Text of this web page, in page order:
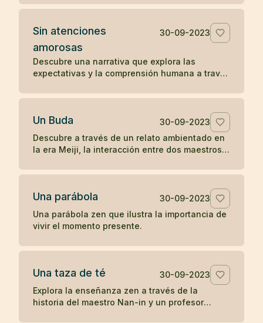
en reflexiones profundas sobre la existencia y
Sin atenciones
amorosas
30-09-2023
Descubre una narrativa que explora las
expectativas y la comprensión humana a través
una joven en la antigua China.
Un Buda
30-09-2023
Descubre a través de un relato ambientado en
la era Meiji, la interacción entre dos maestros
concepto de humanidad y la percepción del
Una parábola
30-09-2023
Una parábola zen que ilustra la importancia de
vivir el momento presente.
Una taza de té
30-09-2023
Explora la enseñanza zen a través de la
historia del maestro Nan-in y un profesor